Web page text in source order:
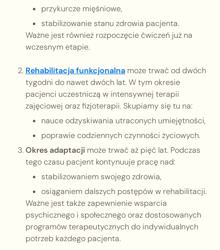
przykurcze mięśniowe,
stabilizowanie stanu zdrowia pacjenta.
Ważne jest również rozpoczęcie ćwiczeń już na
wczesnym etapie.
Rehabilitacja funkcjonalna może trwać od dwóch
tygodni do nawet dwóch lat. W tym okresie
pacjenci uczestniczą w intensywnej terapii
zajęciowej oraz fizjoterapii. Skupiamy się tu na:
nauce odzyskiwania utraconych umiejętności,
poprawie codziennych czynności życiowych.
Okres adaptacji może trwać aż pięć lat. Podczas
tego czasu pacjent kontynuuje pracę nad:
stabilizowaniem swojego zdrowia,
osiąganiem dalszych postępów w rehabilitacji.
Ważne jest także zapewnienie wsparcia
psychicznego i społecznego oraz dostosowanych
programów terapeutycznych do indywidualnych
potrzeb każdego pacjenta.